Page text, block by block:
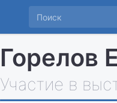
Горелов
Участие в